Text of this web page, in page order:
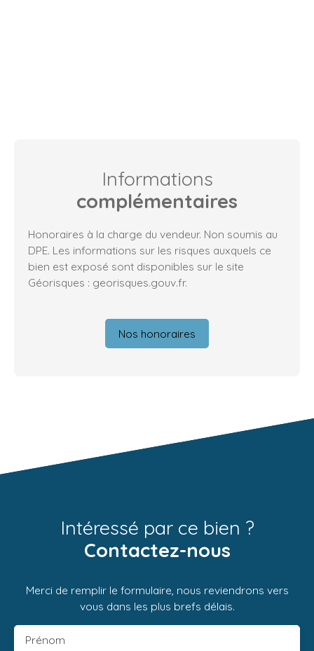
Informations
complémentaires
Honoraires à la charge du vendeur. Non soumis au
DPE. Les informations sur les risques auxquels ce
bien est exposé sont disponibles sur le site
Géorisques : georisques.gouv.fr.
Nos honoraires
Intéressé par ce bien ?
Contactez-nous
Merci de remplir le formulaire, nous reviendrons vers
vous dans les plus brefs délais.
Prénom